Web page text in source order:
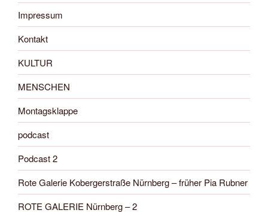
Impressum
Kontakt
KULTUR
MENSCHEN
Montagsklappe
podcast
Podcast 2
Rote Galerie Kobergerstraße Nürnberg – früher Pia Rubner
ROTE GALERIE Nürnberg – 2